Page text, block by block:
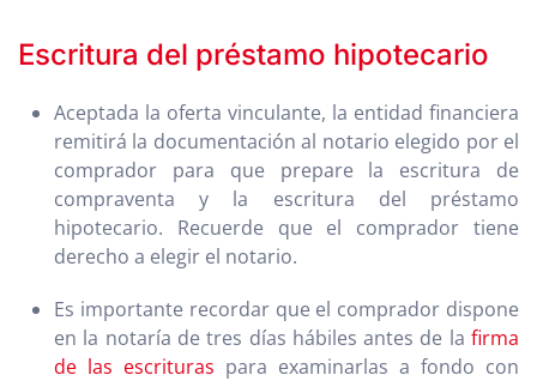
Escritura del préstamo hipotecario
Aceptada la oferta vinculante, la entidad financiera
remitirá la documentación al notario elegido por el
comprador para que prepare la escritura de
compraventa y la escritura del préstamo
hipotecario. Recuerde que el comprador tiene
derecho a elegir el notario.
Es importante recordar que el comprador dispone
en la notaría de tres días hábiles antes de la firma
de las escrituras para examinarlas a fondo con